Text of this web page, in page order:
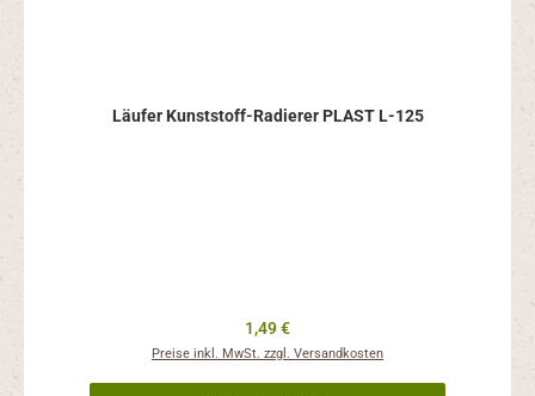
Läufer Kunststoff-Radierer PLAST L-125
Regulärer Preis:
1,49 €
Preise inkl. MwSt. zzgl. Versandkosten